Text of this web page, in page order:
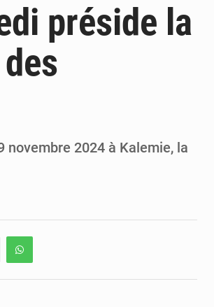
après l’interception d’un bateau suspect
325 millions de dollars reporté à la mi-août
préside la
novembre 2024 à Kalemie, la